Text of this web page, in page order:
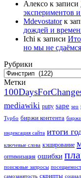
Алексо к записи
экспериментов
Mdevostatorк
дождей и
Ichi к записи
но мы не
Рубрики
Рубрики
Метки
mediawiki putty sape seo
Турбо биржи контента
индексация сайта итоги
ключевые слова кэширование
оптимизация ошибки
поисковые запросы
самозанятость скрипты